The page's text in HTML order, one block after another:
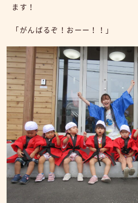
ます！
「がんばるぞ！おーー！！」